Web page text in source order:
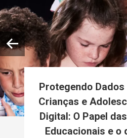
Protegendo
Crianças e
Digital: O Papel
Educacionais e o